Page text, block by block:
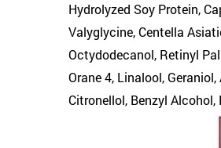
Hydrolyzed Soy Protein,
Valyglycine, Centella
Octydodecanol, Retinyl
Orane 4, Linalool,
Citronellol, Benzyl